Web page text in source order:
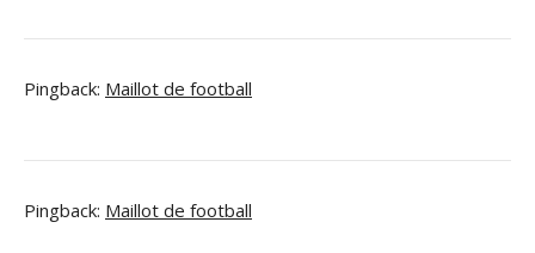
Pingback: Maillot de football
Pingback: Maillot de football